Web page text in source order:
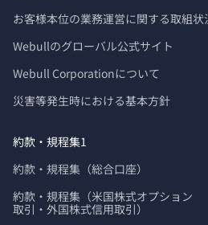
お客様本位の業務運営に関する取組状
Webullのグローバル公式サイト
Webull Corporationについて
災害等発生時における基本方針
約款・規程集1
約款・規程集（総合口座）
約款・規程集（米国株式オプション
取引・外国株式信用取引）